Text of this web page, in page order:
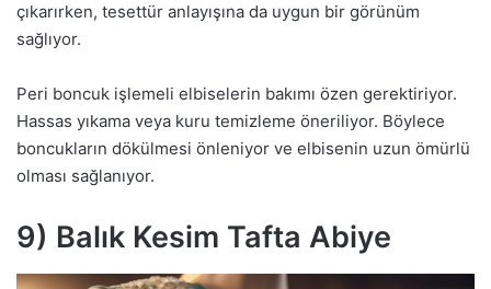
çıkarırken, tesettür anlayışına da uygun bir görünüm
sağlıyor.
Peri boncuk işlemeli elbiselerin bakımı özen gerektiriyor.
Hassas yıkama veya kuru temizleme öneriliyor. Böylece
boncukların dökülmesi önleniyor ve elbisenin uzun ömürlü
olması sağlanıyor.
9) Balık Kesim Tafta Abiye